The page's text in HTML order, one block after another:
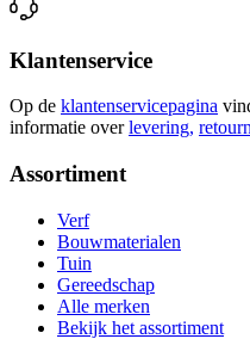
Klantenservice
Op de klantenservicepagina
informatie over levering,
Assortiment
Verf
Bouwmaterialen
Tuin
Gereedschap
Alle merken
Bekijk het assortiment